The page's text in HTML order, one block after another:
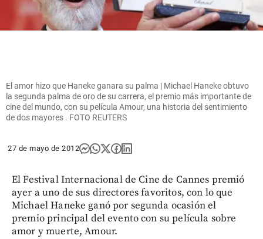
El amor hizo que Haneke ganara su palma | Michael Haneke obtuvo
la segunda palma de oro de su carrera, el premio más importante de
cine del mundo, con su película Amour, una historia del sentimiento
de dos mayores . FOTO REUTERS
27 de mayo de 2012
El Festival Internacional de Cine de Cannes premió
ayer a uno de sus directores favoritos, con lo que
Michael Haneke ganó por segunda ocasión el
premio principal del evento con su película sobre
amor y muerte, Amour.